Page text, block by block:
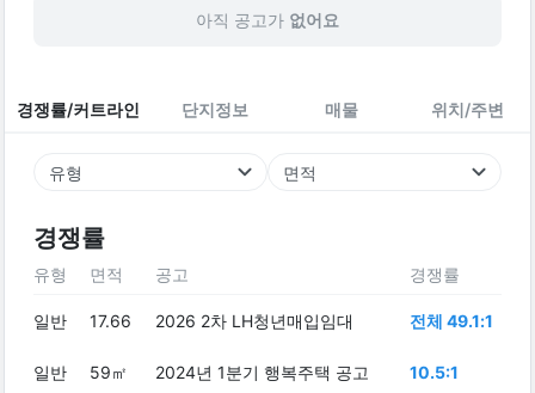
아직 공고가 없어요
경쟁률/커트라인 단지정보 매물 위치/주변
유형 면적
경쟁률
유형 면적 공고 경쟁률
일반 17.66 2026 2차 LH청년매입임대 전체 49.1:1
일반 59㎡ 2024년 1분기 행복주택 공고 10.5:1